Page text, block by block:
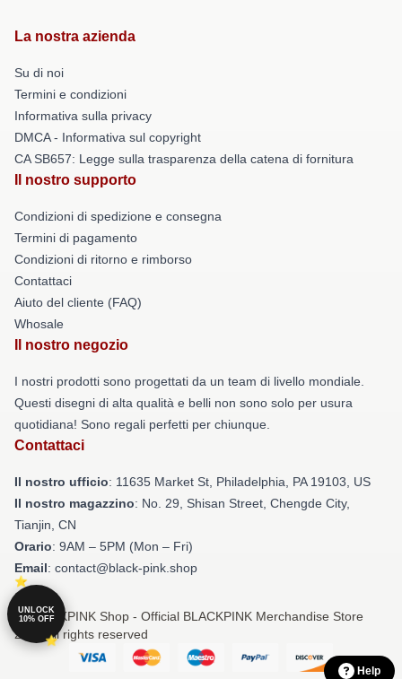
La nostra azienda
Su di noi
Termini e condizioni
Informativa sulla privacy
DMCA - Informativa sul copyright
CA SB657: Legge sulla trasparenza della catena di fornitura
Il nostro supporto
Condizioni di spedizione e consegna
Termini di pagamento
Condizioni di ritorno e rimborso
Contattaci
Aiuto del cliente (FAQ)
Whosale
Il nostro negozio
I nostri prodotti sono progettati da un team di livello mondiale.
Questi disegni di alta qualità e belli non sono solo per usura
quotidiana! Sono regali perfetti per chiunque.
Contattaci
Il nostro ufficio: 11635 Market St, Philadelphia, PA 19103, US
Il nostro magazzino: No. 29, Shisan Street, Chengde City,
Tianjin, CN
Orario: 9AM – 5PM (Mon – Fri)
Email: contact@black-pink.shop
© BLACKPINK Shop - Official BLACKPINK Merchandise Store
2026 all rights reserved
Help
UNLOCK
10% OFF